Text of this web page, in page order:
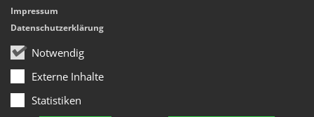
Notwendig
Externe Inhalte
Statistiken
Impressum
Datenschutzerklärung